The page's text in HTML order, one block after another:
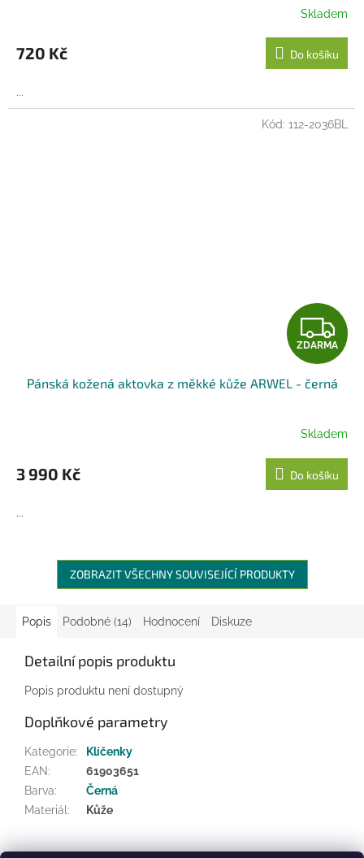
Skladem
720 Kč Do košíku
...
Z
D
A
R
M
A
ZDARMA
Pánská kožená aktovka z měkké kůže ARWEL - černá
Skladem
3 990 Kč Do košíku
...
Kód: 112-2036BL
ZOBRAZIT VŠECHNY SOUVISEJÍCÍ PRODUKTY
Popis Podobné (14) Hodnocení Diskuze
Detailní popis produktu
Popis produktu není dostupný
Doplňkové parametry
Kategorie:
Klíčenky
EAN:
61903651
Barva:
Černá
Materiál : Kůže